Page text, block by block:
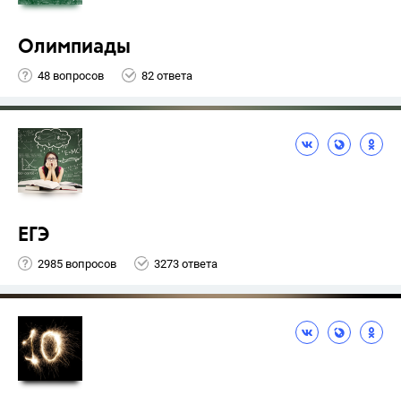
Олимпиады
48 вопросов 82 ответа
ЕГЭ
2985 вопросов 3273 ответа